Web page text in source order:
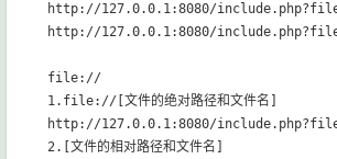
http://127.0.0.1:8080/
http://127.0.0.1:8080/
file://
1.file://[文件的绝对路径和文件名]
http://127.0.0.1:8080/
2.[文件的相对路径和文件名]